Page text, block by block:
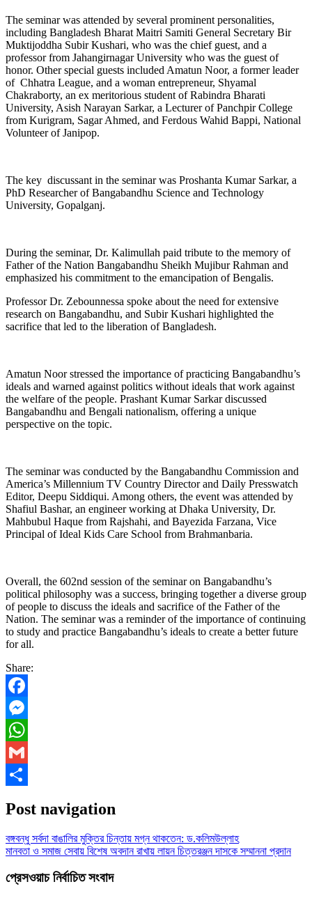
The seminar was attended by several prominent personalities,
including Bangladesh Bharat Maitri Samiti General Secretary Bir
Muktijoddha Subir Kushari, who was the chief guest, and a
professor from Jahangirnagar University who was the guest of
honor. Other special guests included Amatun Noor, a former leader
of Chhatra League, and a woman entrepreneur, Shyamal
Chakraborty, an ex meritorious student of Rabindra Bharati
University, Asish Narayan Sarkar, a Lecturer of Panchpir College
from Kurigram, Sagar Ahmed, and Ferdous Wahid Bappi, National
Volunteer of Janipop.
The key discussant in the seminar was Proshanta Kumar Sarkar, a
PhD Researcher of Bangabandhu Science and Technology
University, Gopalganj.
During the seminar, Dr. Kalimullah paid tribute to the memory of
Father of the Nation Bangabandhu Sheikh Mujibur Rahman and
emphasized his commitment to the emancipation of Bengalis.
Professor Dr. Zebounnessa spoke about the need for extensive
research on Bangabandhu, and Subir Kushari highlighted the
sacrifice that led to the liberation of Bangladesh.
Amatun Noor stressed the importance of practicing Bangabandhu’s
ideals and warned against politics without ideals that work against
the welfare of the people. Prashant Kumar Sarkar discussed
Bangabandhu and Bengali nationalism, offering a unique
perspective on the topic.
The seminar was conducted by the Bangabandhu Commission and
America’s Millennium TV Country Director and Daily Presswatch
Editor, Deepu Siddiqui. Among others, the event was attended by
Shafiul Bashar, an engineer working at Dhaka University, Dr.
Mahbubul Haque from Rajshahi, and Bayezida Farzana, Vice
Principal of Ideal Kids Care School from Brahmanbaria.
Overall, the 602nd session of the seminar on Bangabandhu’s
political philosophy was a success, bringing together a diverse group
of people to discuss the ideals and sacrifice of the Father of the
Nation. The seminar was a reminder of the importance of continuing
to study and practice Bangabandhu’s ideals to create a better future
for all.
Share:
Facebook
Messenger
WhatsApp
Gmail
Post navigation
বঙ্গবন্ধু সর্বদা বাঙালির মুক্তির চিন্তায় মগ্ন থাকতেন: ড.কলিমউল্লাহ
মানবতা ও সমাজ সেবায় বিশেষ অবদান রাখায় লায়ন চিত্তরঞ্জন দাসকে সম্মাননা প্রদান
প্রেসওয়াচ নির্বাচিত সংবাদ